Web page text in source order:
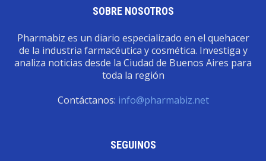
SOBRE NOSOTROS
Pharmabiz es un diario especializado en el quehacer
de la industria farmacéutica y cosmética. Investiga y
analiza noticias desde la Ciudad de Buenos Aires para
toda la región
Contáctanos: info@pharmabiz.net
SEGUINOS